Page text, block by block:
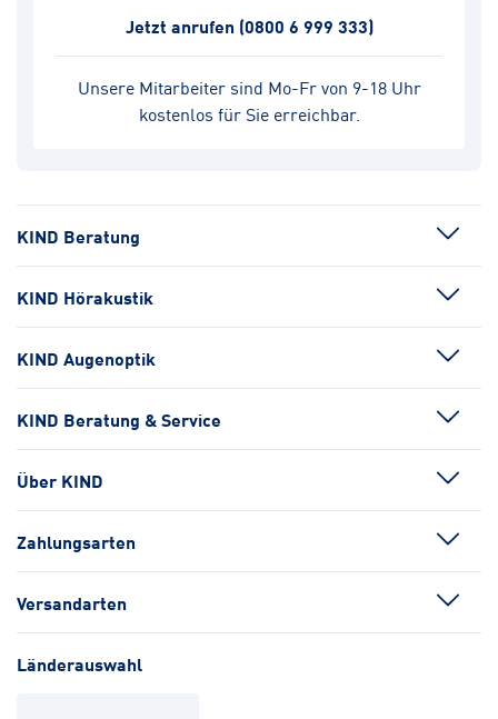
Unsere Mitarbeiter sind Mo-Fr von 9-18 Uhr
kostenlos für Sie erreichbar.
Jetzt anrufen (0800 6 999 333)
KIND Beratung
KIND Hörakustik
KIND Augenoptik
KIND Beratung & Service
Über KIND
Zahlungsarten
Versandarten
Länderauswahl